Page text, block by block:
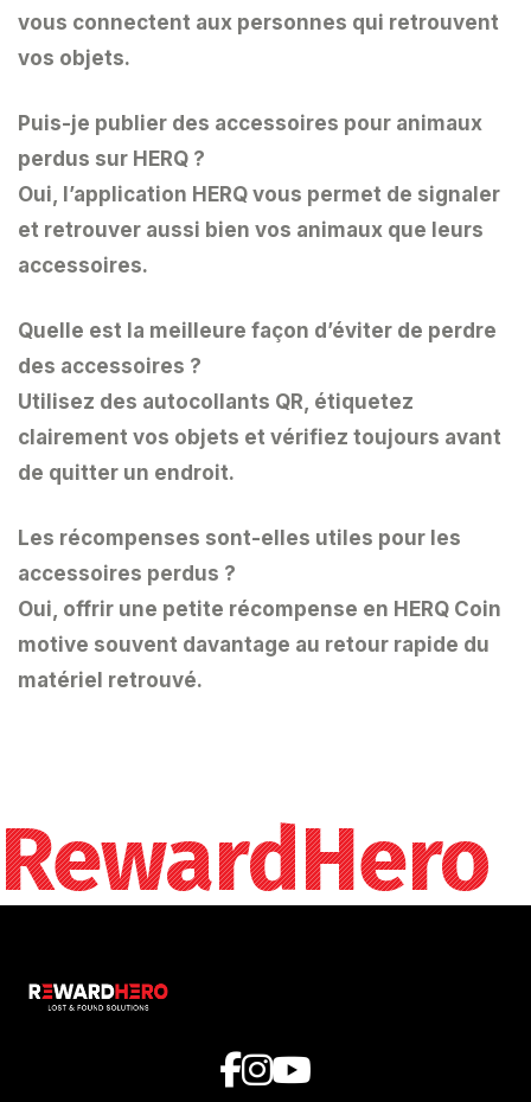
vous connectent aux personnes qui retrouvent
vos objets.
Puis-je publier des accessoires pour animaux
perdus sur HERQ ?
Oui, l’application HERQ vous permet de signaler
et retrouver aussi bien vos animaux que leurs
accessoires.
Quelle est la meilleure façon d’éviter de perdre
des accessoires ?
Utilisez des autocollants QR, étiquetez
clairement vos objets et vérifiez toujours avant
de quitter un endroit.
Les récompenses sont-elles utiles pour les
accessoires perdus ?
Oui, offrir une petite récompense en HERQ Coin
motive souvent davantage au retour rapide du
matériel retrouvé.
RewardHero